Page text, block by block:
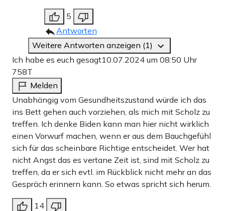
5
Antworten
Weitere Antworten anzeigen (1)
Ich habe es euch gesagt10.07.2024 um 08:50 Uhr
758T
Melden
Unabhängig vom Gesundheitszustand würde ich das
ins Bett gehen auch vorziehen, als mich mit Scholz zu
treffen. Ich denke Biden kann man hier nicht wirklich
einen Vorwurf machen, wenn er aus dem Bauchgefühl
sich für das scheinbare Richtige entscheidet. Wer hat
nicht Angst das es vertane Zeit ist, sind mit Scholz zu
treffen, da er sich evtl. im Rückblick nicht mehr an das
Gespräch erinnern kann. So etwas spricht sich herum.
14